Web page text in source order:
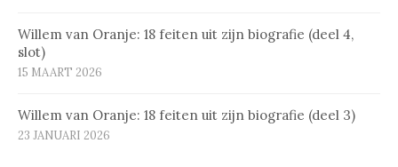
Willem van Oranje: 18 feiten uit zijn biografie (deel 4,
slot)
15 MAART 2026
Willem van Oranje: 18 feiten uit zijn biografie (deel 3)
23 JANUARI 2026